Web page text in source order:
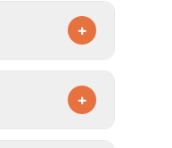
+
+